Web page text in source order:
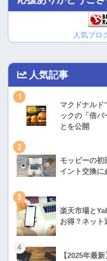
人気ブロ
人気記事
1
マクドナルド
ックの「倍バ
とを公開
2
モッピーの初
イント交換に
3
楽天市場と
お得？ネット
4
【2025年最